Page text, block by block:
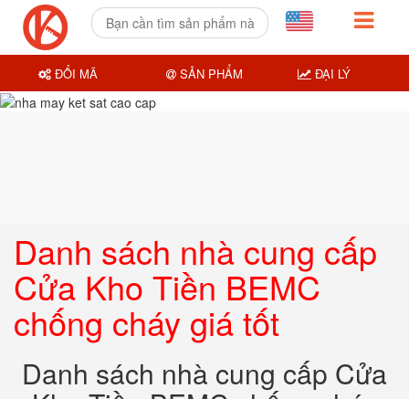
Danh sách nhà cung cấp
Cửa Kho Tiền BEMC
chống cháy giá tốt
Danh sách nhà cung cấp Cửa
ĐỔI MÃ SẢN PHẨM ĐẠI LÝ